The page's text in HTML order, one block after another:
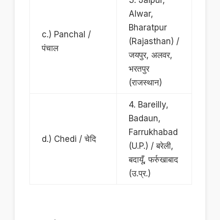
c.) Panchal /
पंचाल
Alwar,
Bharatpur
(Rajasthan) /
जयपुर, अलवर,
भरतपुर
(राजस्थान)
d.) Chedi / चेदि
4. Bareilly,
Badaun,
Farrukhabad
(U.P.) / बरेली,
बदायूँ, फर्रुखाबाद
(उ.प्र.)